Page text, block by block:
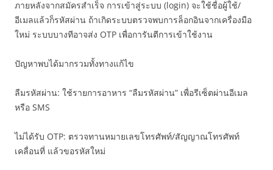
ภายหลังจากสมัครสำเร็จ การเข้าสู่ระบบ (login) จะใช้ชื่อผู้ใช้/
อีเมลแล้วก็รหัสผ่าน ถ้าเกิดระบบตรวจพบการล็อกอินจากเครื่องมือ
ใหม่ ระบบบางทีอาจส่ง OTP เพื่อการันตีการเข้าใช้งาน
ปัญหาพบได้มากรวมทั้งทางแก้ไข
ลืมรหัสผ่าน: ใช้รายการอาหาร “ลืมรหัสผ่าน” เพื่อรีเซ็ตผ่านอีเมล
หรือ SMS
ไม่ได้รับ OTP: ตรวจทานหมายเลขโทรศัพท์/สัญญาณโทรศัพท์
เคลื่อนที่ แล้วขอรหัสใหม่